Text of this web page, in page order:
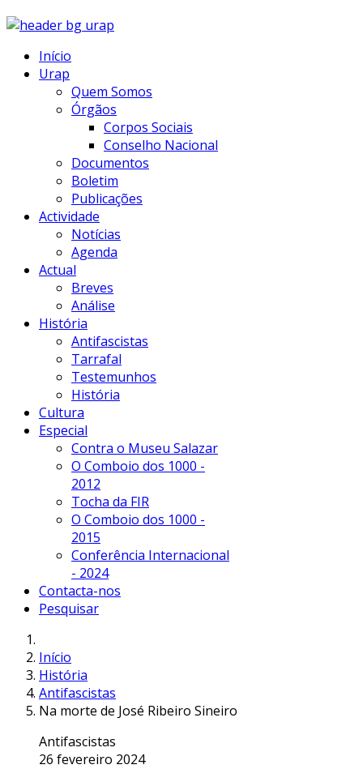
Início
Urap
Quem Somos
Órgãos
Corpos Sociais
Conselho Nacional
Documentos
Boletim
Publicações
Actividade
Notícias
Agenda
Actual
Breves
Análise
História
Antifascistas
Tarrafal
Testemunhos
História
Cultura
Especial
Contra o Museu Salazar
O Comboio dos 1000 -
2012
Tocha da FIR
O Comboio dos 1000 -
2015
Conferência Internacional
- 2024
Contacta-nos
Pesquisar
Início
História
Antifascistas
Na morte de José Ribeiro Sineiro
Antifascistas
26 fevereiro 2024